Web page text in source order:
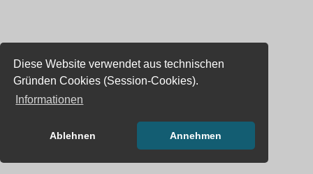
Diese Website verwendet aus technischen
Gründen Cookies (Session-Cookies).
Informationen
Ablehnen Annehmen